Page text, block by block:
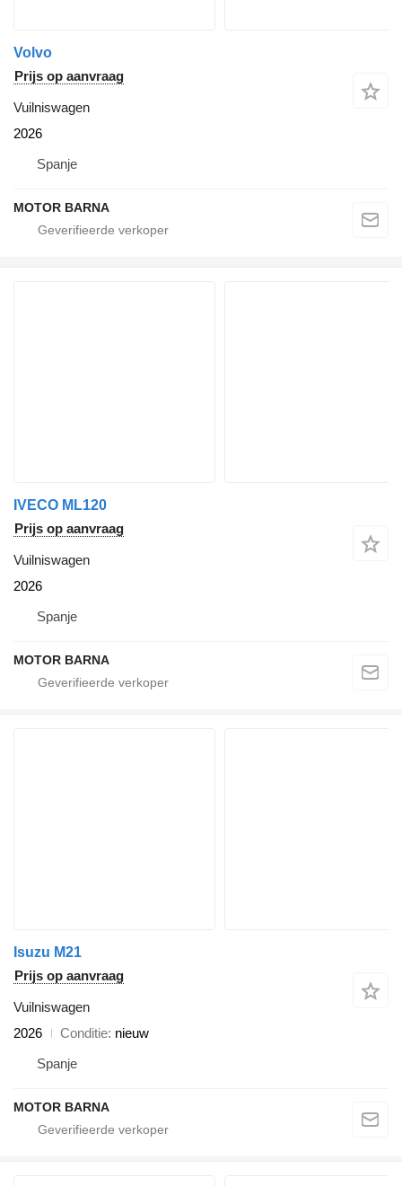
Volvo
Prijs op aanvraag
Vuilniswagen
2026
Spanje
MOTOR BARNA
IVECO ML120
Prijs op aanvraag
Vuilniswagen
2026
Spanje
MOTOR BARNA
Isuzu M21
Prijs op aanvraag
Vuilniswagen
2026
Conditie nieuw
Spanje
MOTOR BARNA